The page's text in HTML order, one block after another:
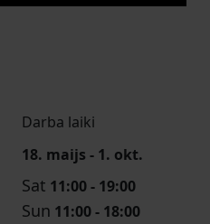
Darba laiki
18. maijs - 1. okt.
Sat 11:00 - 19:00
Sun 11:00 - 18:00